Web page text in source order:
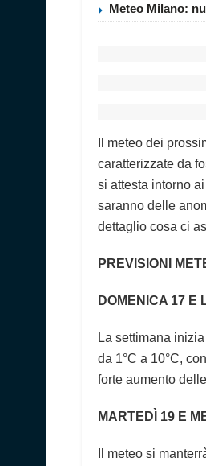
Meteo Milano:
Il meteo dei
caratterizzate da
si attesta intorno
saranno delle
dettaglio cosa ci
PREVISIONI
DOMENICA 17 E
La settimana
da 1°C a 10°C,
forte aumento
MARTEDÌ 19 E
Il meteo si